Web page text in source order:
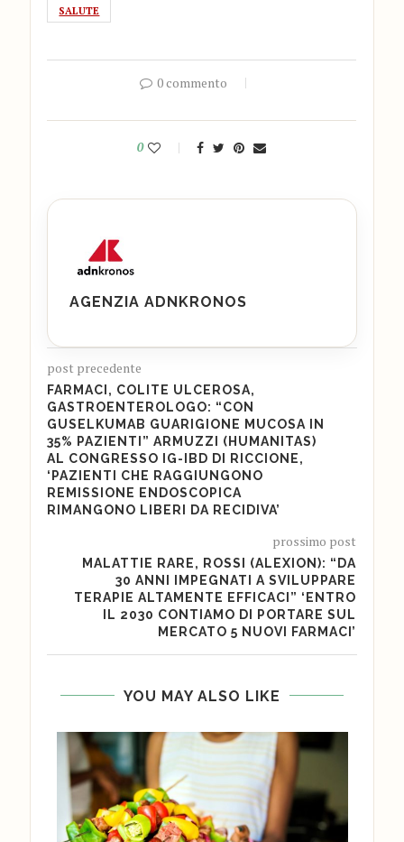
SALUTE
0 commento
0
AGENZIA ADNKRONOS
post precedente
FARMACI, COLITE ULCEROSA,
GASTROENTEROLOGO: “CON
GUSELKUMAB GUARIGIONE MUCOSA IN
35% PAZIENTI” ARMUZZI (HUMANITAS)
AL CONGRESSO IG-IBD DI RICCIONE,
‘PAZIENTI CHE RAGGIUNGONO
REMISSIONE ENDOSCOPICA
RIMANGONO LIBERI DA RECIDIVA’
prossimo post
MALATTIE RARE, ROSSI (ALEXION): “DA
30 ANNI IMPEGNATI A SVILUPPARE
TERAPIE ALTAMENTE EFFICACI” ‘ENTRO
IL 2030 CONTIAMO DI PORTARE SUL
MERCATO 5 NUOVI FARMACI’
YOU MAY ALSO LIKE